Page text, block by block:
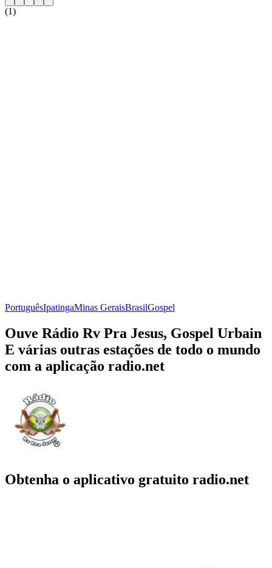
(1)
PortuguêsIpatingaMinas GeraisBrasilGospel
Ouve Rádio Rv Pra Jesus, Gospel Urbain
E várias outras estações de todo o mundo
com a aplicação radio.net
Obtenha o aplicativo gratuito radio.net